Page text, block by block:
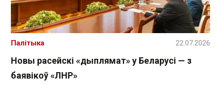
Новы расейскі «дыплямат» у Беларусі — з
баявікоў «ЛНР»
Палітыка 22.07.2026